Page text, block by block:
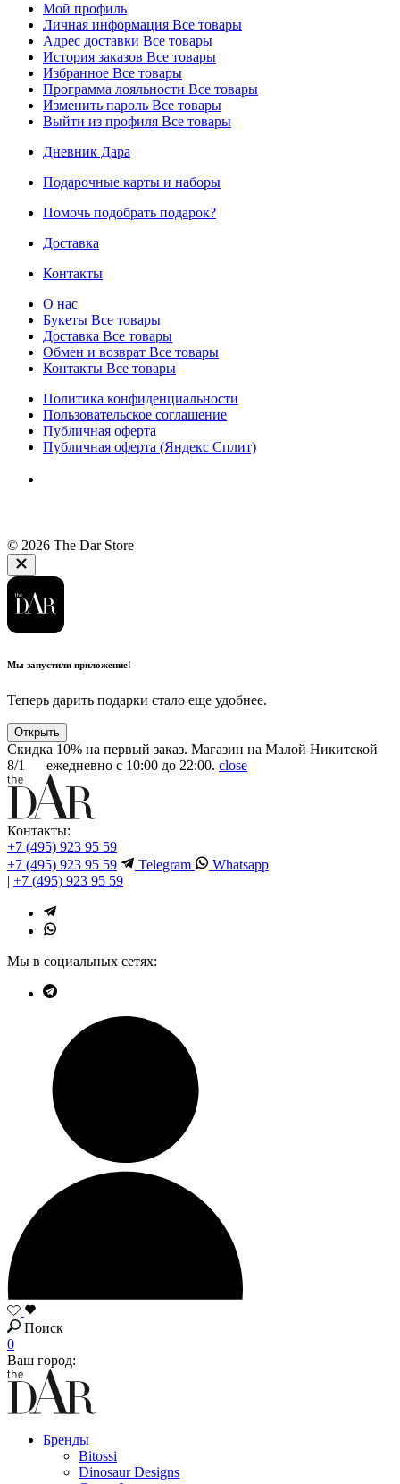
Мой профиль
Личная информация Все товары
Адрес доставки Все товары
История заказов Все товары
Избранное Все товары
Программа лояльности Все товары
Изменить пароль Все товары
Выйти из профиля Все товары
Дневник Дара
Подарочные карты и наборы
Помочь подобрать подарок?
Доставка
Контакты
О нас
Букеты Все товары
Доставка Все товары
Обмен и возврат Все товары
Контакты Все товары
Политика конфиденциальности
Пользовательское соглашение
Публичная оферта
Публичная оферта (Яндекс Сплит)
© 2026 The Dar Store
Мы запустили приложение!
Теперь дарить подарки стало еще удобнее.
Открыть
Скидка 10% на первый заказ. Магазин на Малой Никитской
8/1 — ежедневно с 10:00 до 22:00. close
Контакты:
+7 (495) 923 95 59
+7 (495) 923 95 59
Telegram
Whatsapp
| +7 (495) 923 95 59
Мы в социальных сетях:
Поиск
0
Ваш город:
Бренды
Bitossi
Dinosaur Designs